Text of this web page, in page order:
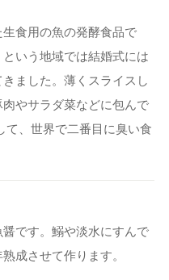
食用の魚の発酵食品で
いう地域では結婚式には
ました。薄くスライスし
やサラダ菜などに包んで
て、世界で二番目に臭い食
です。鰯や淡水にすんで
成させて作ります。